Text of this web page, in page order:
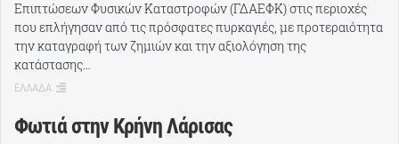
Επιπτώσεων Φυσικών Καταστροφών (ΓΔΑΕΦΚ) στις περιοχές
που επλήγησαν από τις πρόσφατες πυρκαγιές, με προτεραιότητα
την καταγραφή των ζημιών και την αξιολόγηση της
κατάστασης…
ΕΛΛΑΔΑ
Φωτιά στην Κρήνη Λάρισας